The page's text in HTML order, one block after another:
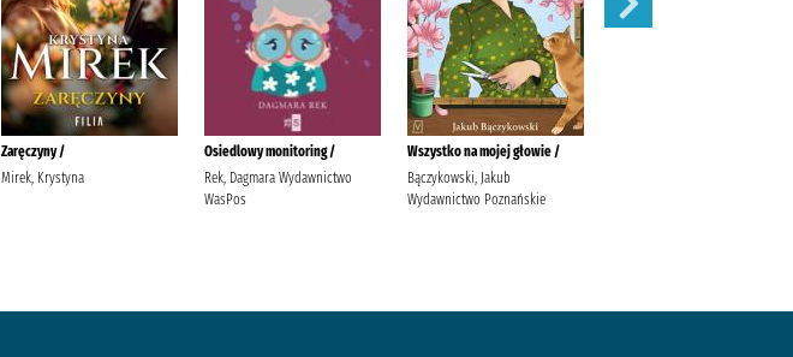
Zaręczyny /
Mirek, Krystyna
Osiedlowy monitoring /
Rek, Dagmara Wydawnictwo
WasPos
Wszystko na mojej głowie /
Bączykowski, Jakub
Wydawnictwo Poznańskie